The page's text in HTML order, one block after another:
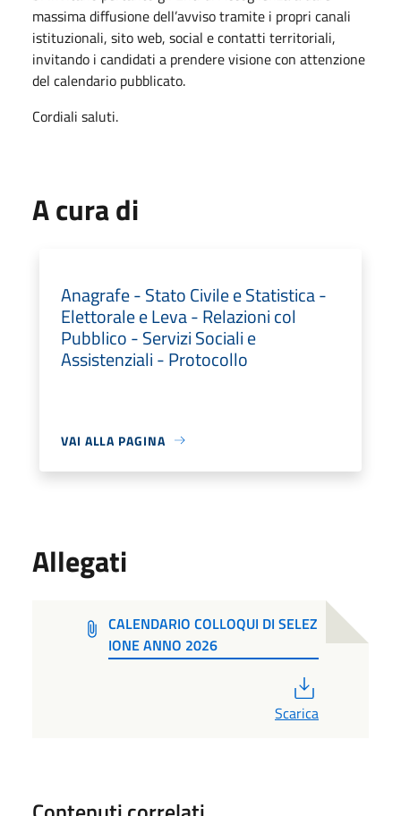
massima diffusione dell’avviso tramite i propri canali
istituzionali, sito web, social e contatti territoriali,
invitando i candidati a prendere visione con attenzione
del calendario pubblicato.
Cordiali saluti.
A cura di
Anagrafe - Stato Civile e Statistica -
Elettorale e Leva - Relazioni col
Pubblico - Servizi Sociali e
Assistenziali - Protocollo
VAI ALLA PAGINA
Allegati
CALENDARIO COLLOQUI DI SELEZ
IONE ANNO 2026
Scarica